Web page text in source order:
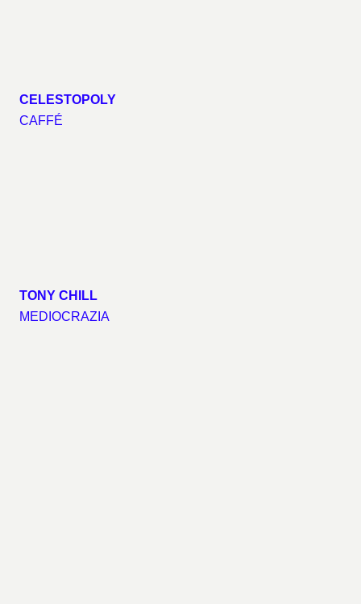
CELESTOPOLY
CAFFÉ
TONY CHILL
MEDIOCRAZIA